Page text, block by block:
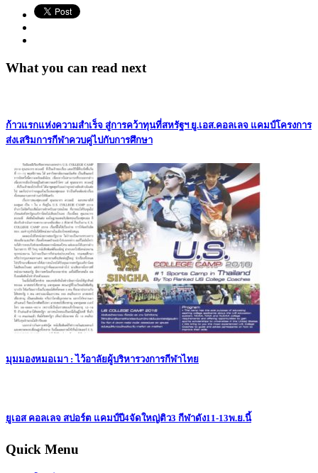
What you can read next
ก้าวแรกแห่งความสำเร็จ สู่การคว้าทุนที่สหรัฐฯ ยู.เอส.คอลเลจ แคมป์โครงการ
ส่งเสริมการกีฬาควบคู่ไปกับการศึกษา
มุมมองหมอเมา : ไว้อาลัยผู้บริหารวงการกีฬาไทย
ยูเอส คอลเลจ สปอร์ต แคมป์ปี4จัดใหญ่ติว3 กีฬาดัง11-13พ.ย.นี้
Quick Menu